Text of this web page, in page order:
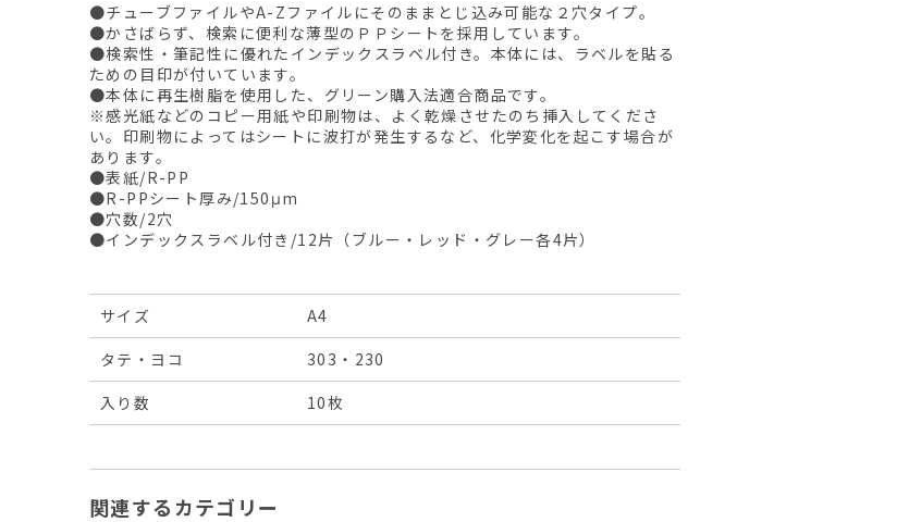
●チューブファイルやA-Zファイルにそのままとじ込み可能な２穴タイプ。
●かさばらず、検索に便利な薄型のＰＰシートを採用しています。
●検索性・筆記性に優れたインデックスラベル付き。本体には、ラベルを貼る
ための目印が付いています。
●本体に再生樹脂を使用した、グリーン購入法適合商品です。
※感光紙などのコピー用紙や印刷物は、よく乾燥させたのち挿入してくださ
い。印刷物によってはシートに波打が発生するなど、化学変化を起こす場合が
あります。
●表紙/R-PP
●R-PPシート厚み/150μm
●穴数/2穴
●インデックスラベル付き/12片（ブルー・レッド・グレー各4片）
サイズ
A4
タテ・ヨコ
303・230
入り数
10枚
関連するカテゴリー